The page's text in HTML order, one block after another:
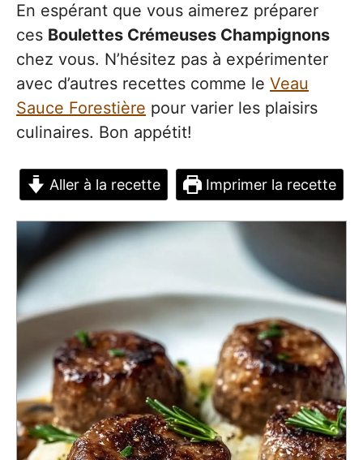
En espérant que vous aimerez préparer
ces Boulettes Crémeuses Champignons
chez vous. N’hésitez pas à expérimenter
avec d’autres recettes comme le Veau
Sauce Forestière pour varier les plaisirs
culinaires. Bon appétit!
Aller à la recette Imprimer la recette